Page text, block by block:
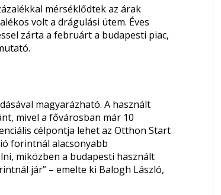
mérséklődtek az árak
volt a drágulási ütem. Éves
zárta a februárt a budapesti piac,
magyarázható. A használt
mivel a fővárosban már 10
célpontja lehet az Otthon Start
forintnál alacsonyabb
miközben a budapesti használt
jár” – emelte ki Balogh László,